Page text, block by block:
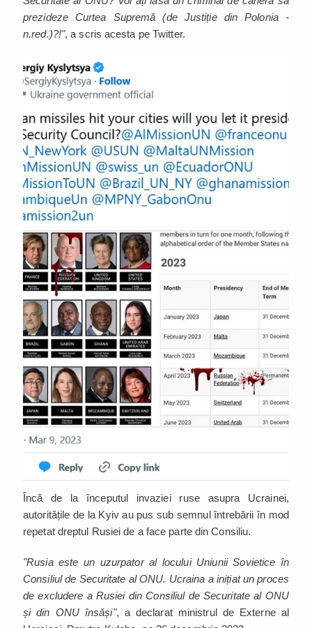
prezideze Curtea Supremă (de Justiție din Polonia -
n.red.)?!", a scris acesta pe Twitter.
Încă de la începutul invaziei ruse asupra Ucrainei,
autoritățile de la Kyiv au pus sub semnul întrebării în mod
repetat dreptul Rusiei de a face parte din Consiliu.
"Rusia este un uzurpator al locului Uniunii Sovietice în
Consiliul de Securitate al ONU. Ucraina a inițiat un proces
de excludere a Rusiei din Consiliul de Securitate al ONU
și din ONU însăși", a declarat ministrul de Externe al